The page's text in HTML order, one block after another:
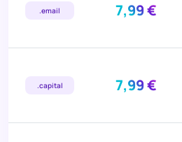
.email 7,99 €
.capital 7,99 €